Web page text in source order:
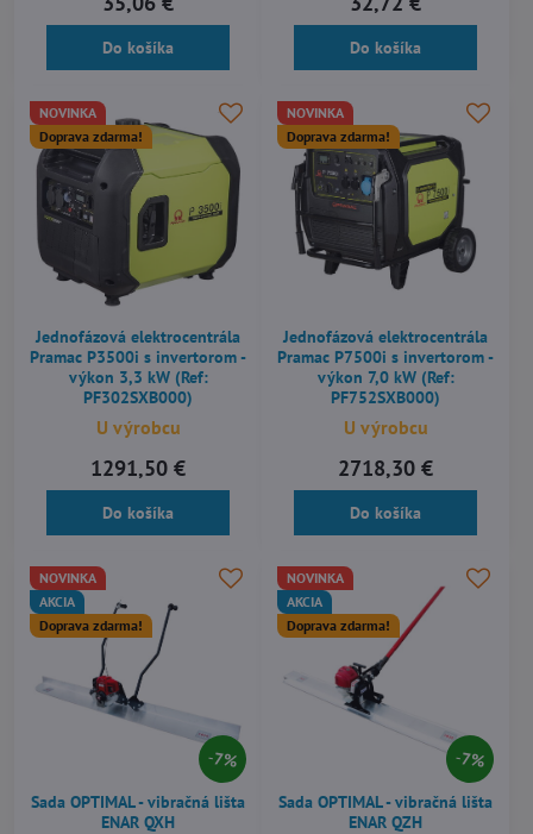
Do košíka Do košíka
NOVINKA
Doprava zdarma!
Jednofázová elektrocentrála
Pramac P3500i s invertorom -
výkon 3,3 kW (Ref:
PF302SXB000)
U výrobcu
1291,50 €
Do košíka
NOVINKA
Doprava zdarma!
Jednofázová elektrocentrála
Pramac P7500i s invertorom -
výkon 7,0 kW (Ref:
PF752SXB000)
U výrobcu
2718,30 €
Do košíka
7%
NOVINKA
AKCIA
Doprava zdarma!
Sada OPTIMAL - vibračná lišta
ENAR QXH
7%
NOVINKA
AKCIA
Doprava zdarma!
Sada OPTIMAL - vibračná lišta
ENAR QZH